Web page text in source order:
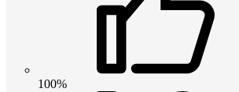
100%